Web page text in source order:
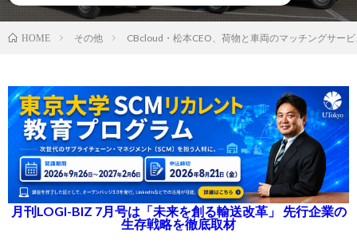
HOME その他 CBcloud・松本CEO、荷物と車両のマッチングサー
月刊LOGI-BIZ 7月号は「未来を創る輸送改革」 先行企業の
生存戦略を徹底取材